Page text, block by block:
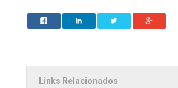
Links Relacionados